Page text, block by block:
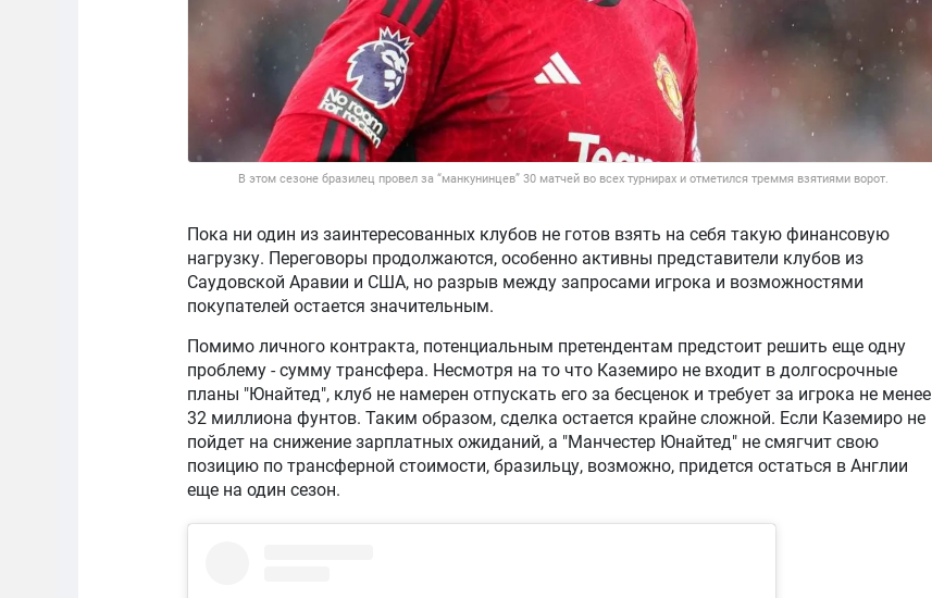
В этом сезоне бразилец провел за “манкунинцев” 30 матчей во всех турнирах и отметился треммя взятиями ворот.
Пока ни один из заинтересованных клубов не готов взять на себя такую финансовую
нагрузку. Переговоры продолжаются, особенно активны представители клубов из
Саудовской Аравии и США, но разрыв между запросами игрока и возможностями
покупателей остается значительным.
Помимо личного контракта, потенциальным претендентам предстоит решить еще одну
проблему - сумму трансфера. Несмотря на то что Каземиро не входит в долгосрочные
планы "Юнайтед", клуб не намерен отпускать его за бесценок и требует за игрока не менее
32 миллиона фунтов. Таким образом, сделка остается крайне сложной. Если Каземиро не
пойдет на снижение зарплатных ожиданий, а "Манчестер Юнайтед" не смягчит свою
позицию по трансферной стоимости, бразильцу, возможно, придется остаться в Англии
еще на один сезон.